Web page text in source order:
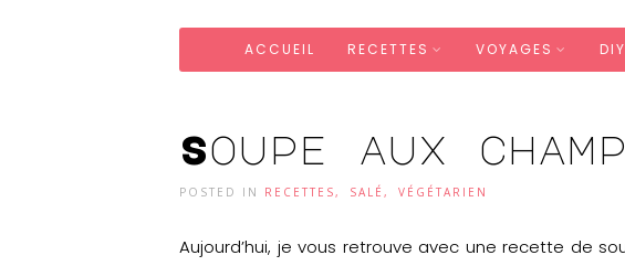
ACCUEIL RECETTES VOYAGES
Soupe aux
POSTED IN RECETTES, SALÉ , VÉGÉTARIEN
Aujourd’hui, je vous retrouve avec une recette de